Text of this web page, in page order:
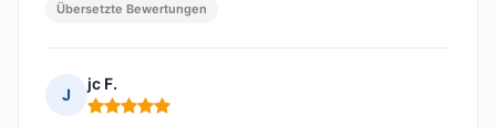
Übersetzte Bewertungen
J
jc F.
Hinweis: 5 von 5